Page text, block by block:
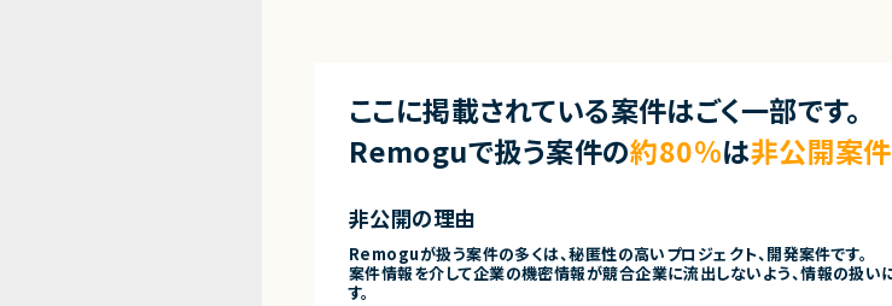
ここに掲載されている案件はごく一部です。
Remoguで扱う案件の約80％は非公開案件
非公開の理由
Remoguが扱う案件の多くは、秘匿性の高いプロジェクト、開発案件です。
案件情報を介して企業の機密情報が競合企業に流出しないよう、情報の扱い
す。